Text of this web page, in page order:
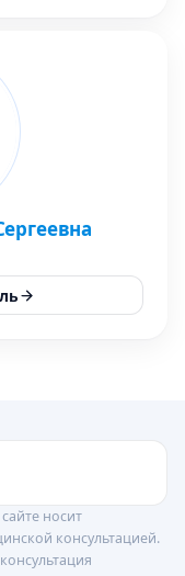
носит
консультацией.